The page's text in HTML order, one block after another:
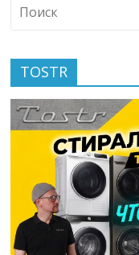
TOSTR